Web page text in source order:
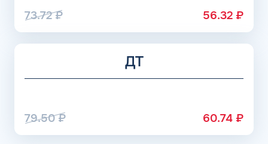
73.72₽ 56.32 ₽
ДТ
79.50₽ 60.74 ₽